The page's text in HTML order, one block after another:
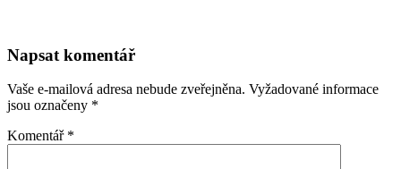
Napsat komentář
Vaše e-mailová adresa nebude zveřejněna. Vyžadované informace
jsou označeny *
Komentář *